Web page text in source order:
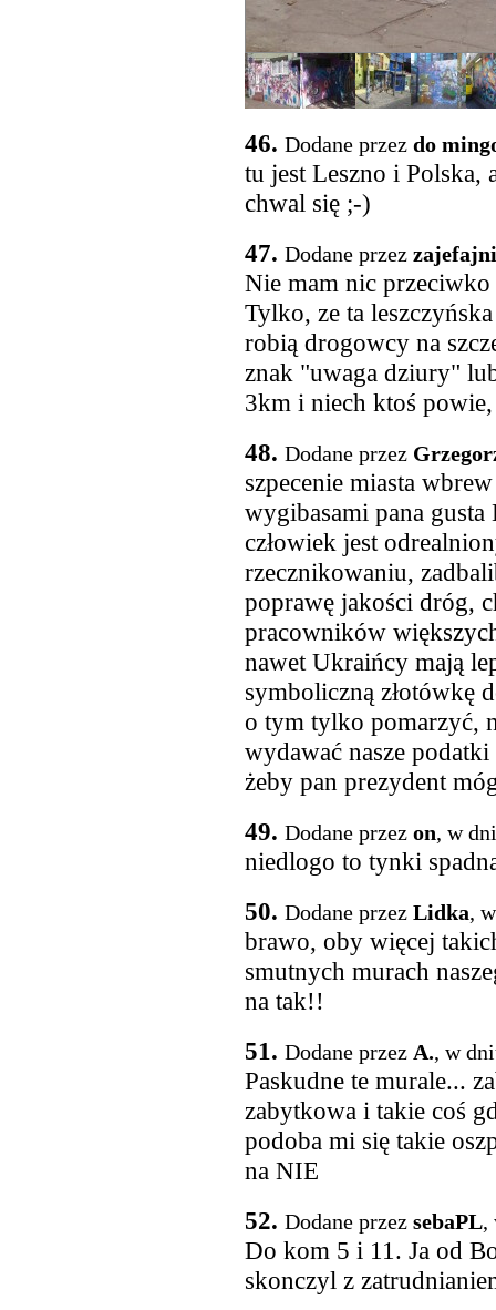
46. Dodane przez do
tu jest Leszno i Polska,
chwal się ;-)
47. Dodane przez
Nie mam nic
Tylko, ze ta
robią drogowcy na
znak "uwaga dziury"
3km i niech ktoś
48. Dodane przez
szpecenie miasta
wygibasami pana gusta
człowiek jest
rzecznikowaniu,
poprawę jakości dróg,
pracowników
nawet Ukraińcy mają
symboliczną złotówkę
o tym tylko pomarzyć,
wydawać nasze
żeby pan prezydent
49. Dodane przez on, w
niedlogo to tynki
50. Dodane przez Lidka,
brawo, oby więcej
smutnych murach
na tak!!
51. Dodane przez A., w
Paskudne te murale...
zabytkowa i takie coś
podoba mi się takie
na NIE
52. Dodane przez sebaPL,
Do kom 5 i 11. Ja od
skonczyl z